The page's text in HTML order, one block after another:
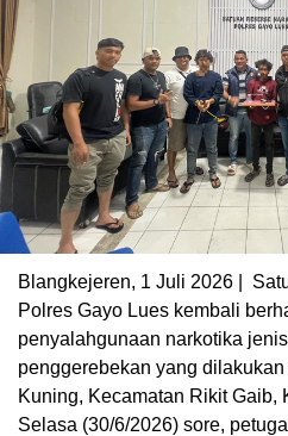
Blangkejeren, 1 Juli 2026 |
Polres Gayo Lues kembali
penyalahgunaan narkotika
penggerebekan yang
Kuning, Kecamatan Rikit Gaib,
Selasa (30/6/2026) sore,